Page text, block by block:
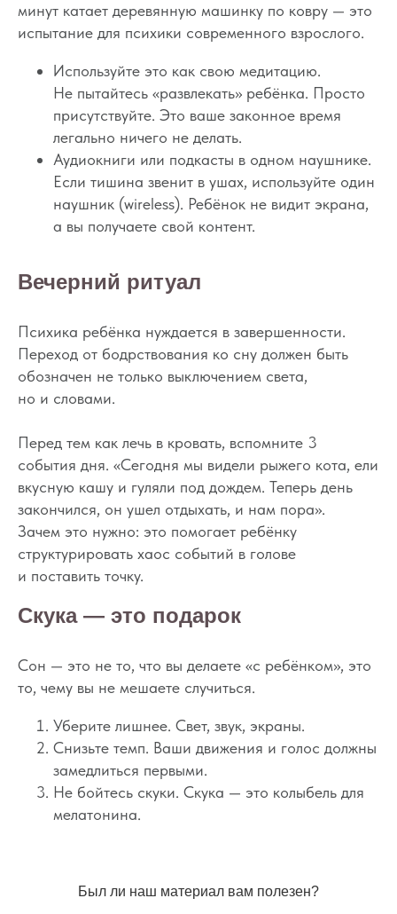
минут катает деревянную машинку по ковру — это
испытание для психики современного взрослого.
Используйте это как свою медитацию.
Не пытайтесь «развлекать» ребёнка. Просто
присутствуйте. Это ваше законное время
легально ничего не делать.
Аудиокниги или подкасты в одном наушнике.
Если тишина звенит в ушах, используйте один
наушник (wireless). Ребёнок не видит экрана,
а вы получаете свой контент.
Вечерний ритуал
Психика ребёнка нуждается в завершенности.
Переход от бодрствования ко сну должен быть
обозначен не только выключением света,
но и словами.
Перед тем как лечь в кровать, вспомните 3
события дня. «Сегодня мы видели рыжего кота, ели
вкусную кашу и гуляли под дождем. Теперь день
закончился, он ушел отдыхать, и нам пора».
Зачем это нужно: это помогает ребёнку
структурировать хаос событий в голове
и поставить точку.
Скука — это подарок
Сон — это не то, что вы делаете «с ребёнком», это
то, чему вы не мешаете случиться.
Уберите лишнее. Свет, звук, экраны.
Снизьте темп. Ваши движения и голос должны
замедлиться первыми.
Не бойтесь скуки. Скука — это колыбель для
мелатонина.
Был ли наш материал вам полезен?
Что будет на курсе
Вход/Регистрация
Дети
Взрослые
Специалисты
Журнал о сне
Практикум
О проекте
Политика
Соглашение
Вопросы
Отзывы
Контакты
Благодарности
Ольга Сергеевна
Пн-пт: с 10:00 до
20:00
+7 (903) 011-73-03
sos@o-sne.online
Видео Там, где картинки
КОНТАКТЫ
Все права на материалы портала o-sne.online